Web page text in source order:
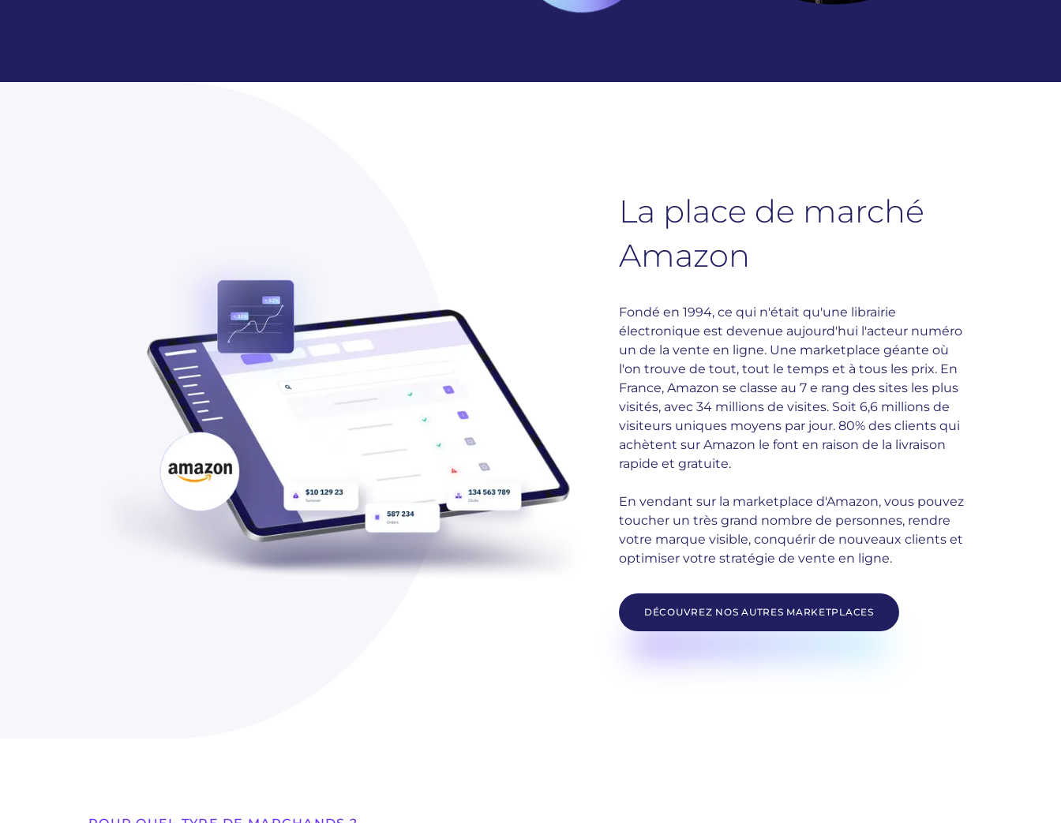
La place de marché
Amazon
Fondé en 1994, ce qui n'était qu'une librairie
électronique est devenue aujourd'hui l'acteur numéro
un de la vente en ligne. Une marketplace géante où
l'on trouve de tout, tout le temps et à tous les prix. En
France, Amazon se classe au 7 e rang des sites les plus
visités, avec 34 millions de visites. Soit 6,6 millions de
visiteurs uniques moyens par jour. 80% des clients qui
achètent sur Amazon le font en raison de la livraison
rapide et gratuite.
En vendant sur la marketplace d'Amazon, vous pouvez
toucher un très grand nombre de personnes, rendre
votre marque visible, conquérir de nouveaux clients et
optimiser votre stratégie de vente en ligne.
DÉCOUVREZ NOS AUTRES MARKETPLACES